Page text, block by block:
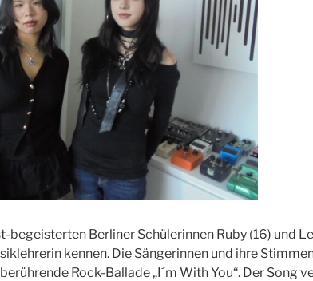
begeisterten Berliner Schülerinnen Ruby (16) und
kennen. Die Sängerinnen und ihre
Rock-Ballade „I´m With You“. Der Song